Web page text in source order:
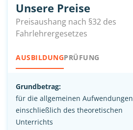
Unsere Preise
Preisaushang nach §32 des
Fahrlehrergesetzes
AUSBILDUNGPRÜFUNG
Grundbetrag:
für die allgemeinen Aufwendungen
einschließlich des theoretischen
Unterrichts